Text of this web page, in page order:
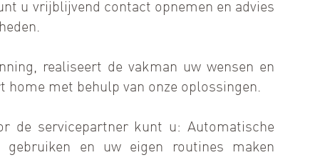
u vrijblijvend contact opnemen en advies
realiseert de vakman uw wensen en
home met behulp van onze oplossingen.
de servicepartner kunt u: Automatische
gebruiken en uw eigen routines maken